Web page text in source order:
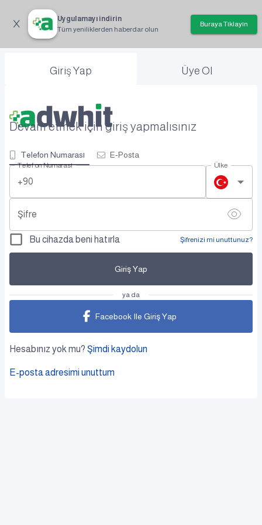
Uygulamayı indirin
Tüm yeniliklerden haberdar olun
Buraya Tıklayın
Giriş Yap Üye Ol
Devam etmek için giriş yapmalısınız
Telefon Numarası E-Posta
Telefon Numarası
+90
Ülke
Şifre
Bu cihazda beni hatırla Şifrenizi mi unuttunuz?
Giriş Yap
ya da
Facebook Ile Giriş Yap
Hesabınız yok mu? Şimdi kaydolun
E-posta adresimi unuttum